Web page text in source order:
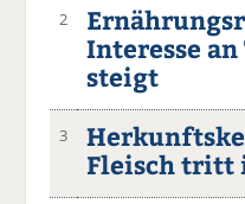
2
Interesse
steigt
3
Fleisch tritt